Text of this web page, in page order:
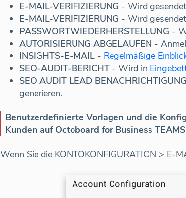
E-MAIL-VERIFIZIERUNG - Wird
E-MAIL-VERIFIZIERUNG - Wird
PASSWORTWIEDERHERSTELLUNG -
AUTORISIERUNG ABGELAUFEN -
INSIGHTS-E-MAIL - Regelmäßige
SEO-AUDIT-BERICHT - Wird in
SEO AUDIT LEAD BENACHRICHTIGUNG
generieren.
Benutzerdefinierte Vorlagen und die
Kunden auf Octoboard for Business
Wenn Sie die KONTOKONFIGURATION > E-